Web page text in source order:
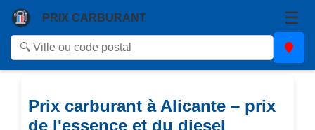
PRIX CARBURANT ☰
Prix carburant à Alicante – prix
de l'essence et du diesel